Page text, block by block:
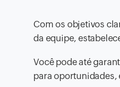
Com os objetivos
da equipe,
Você pode até
para oportunidades,